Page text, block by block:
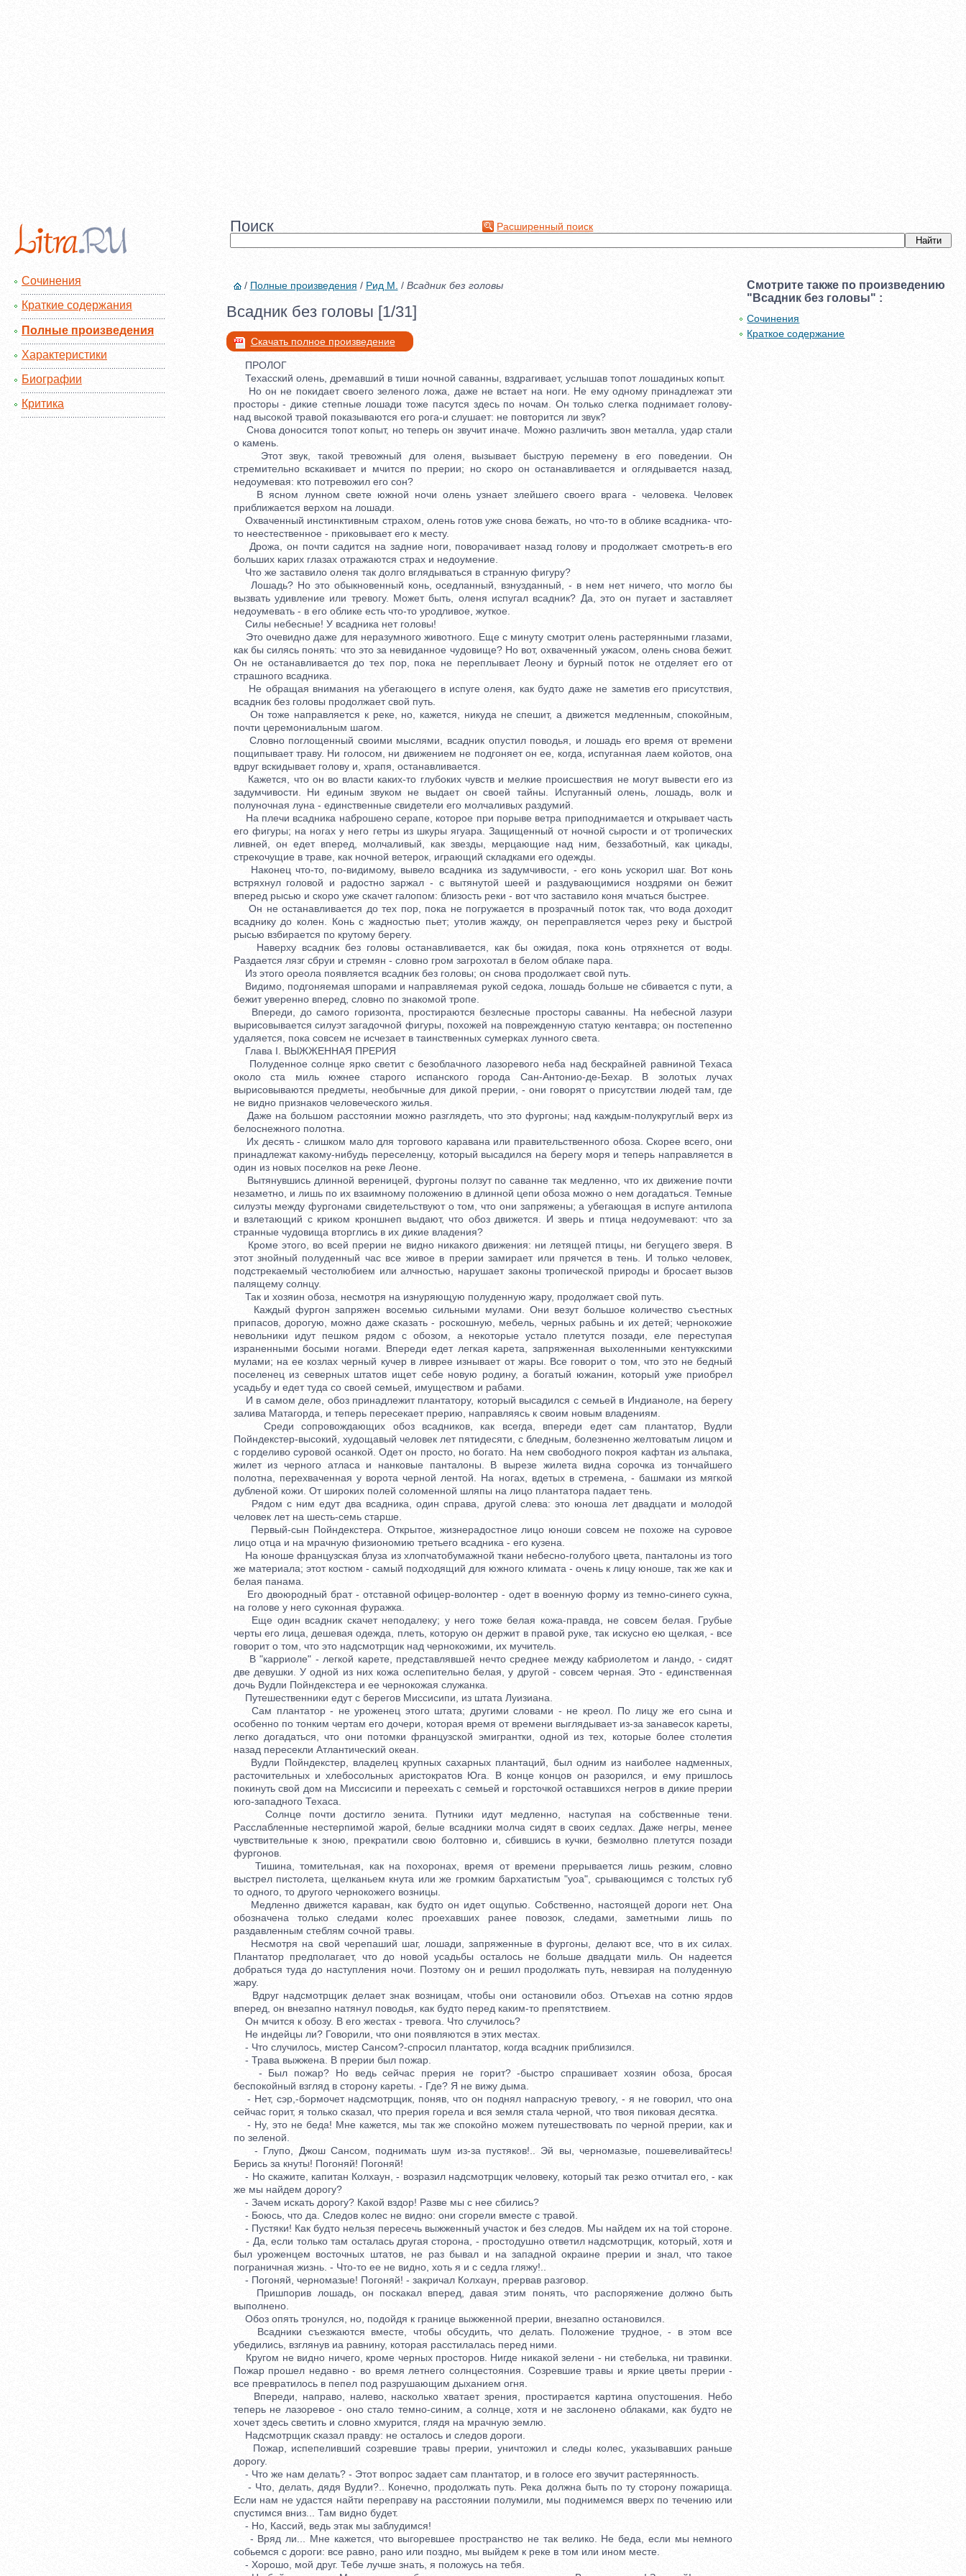
Поиск Расширенный поиск
Сочинения
Краткие содержания
Полные произведения
Характеристики
Биографии
Критика
/ Полные произведения / Рид М. / Всадник без головы
Всадник без головы [1/31]
Скачать полное произведение
ПРОЛОГ
Техасский олень, дремавший в тиши ночной саванны, вздрагивает, услышав топот лошадиных копыт.
Но он не покидает своего зеленого ложа, даже не встает на ноги. Не ему одному принадлежат эти
просторы - дикие степные лошади тоже пасутся здесь по ночам. Он только слегка поднимает голову-
над высокой травой показываются его рога-и слушает: не повторится ли звук?
Снова доносится топот копыт, но теперь он звучит иначе. Можно различить звон металла, удар стали
о камень.
Этот звук, такой тревожный для оленя, вызывает быструю перемену в его поведении. Он
стремительно вскакивает и мчится по прерии; но скоро он останавливается и оглядывается назад,
недоумевая: кто потревожил его сон?
В ясном лунном свете южной ночи олень узнает злейшего своего врага - человека. Человек
приближается верхом на лошади.
Охваченный инстинктивным страхом, олень готов уже снова бежать, но что-то в облике всадника- что-
то неестественное - приковывает его к месту.
Дрожа, он почти садится на задние ноги, поворачивает назад голову и продолжает смотреть-в его
больших карих глазах отражаются страх и недоумение.
Что же заставило оленя так долго вглядываться в странную фигуру?
Лошадь? Но это обыкновенный конь, оседланный, взнузданный, - в нем нет ничего, что могло бы
вызвать удивление или тревогу. Может быть, оленя испугал всадник? Да, это он пугает и заставляет
недоумевать - в его облике есть что-то уродливое, жуткое.
Силы небесные! У всадника нет головы!
Это очевидно даже для неразумного животного. Еще с минуту смотрит олень растерянными глазами,
как бы силясь понять: что это за невиданное чудовище? Но вот, охваченный ужасом, олень снова бежит.
Он не останавливается до тех пор, пока не переплывает Леону и бурный поток не отделяет его от
страшного всадника.
Не обращая внимания на убегающего в испуге оленя, как будто даже не заметив его присутствия,
всадник без головы продолжает свой путь.
Он тоже направляется к реке, но, кажется, никуда не спешит, а движется медленным, спокойным,
почти церемониальным шагом.
Словно поглощенный своими мыслями, всадник опустил поводья, и лошадь его время от времени
пощипывает траву. Ни голосом, ни движением не подгоняет он ее, когда, испуганная лаем койотов, она
вдруг вскидывает голову и, храпя, останавливается.
Кажется, что он во власти каких-то глубоких чувств и мелкие происшествия не могут вывести его из
задумчивости. Ни единым звуком не выдает он своей тайны. Испуганный олень, лошадь, волк и
полуночная луна - единственные свидетели его молчаливых раздумий.
На плечи всадника наброшено серапе, которое при порыве ветра приподнимается и открывает часть
его фигуры; на ногах у него гетры из шкуры ягуара. Защищенный от ночной сырости и от тропических
ливней, он едет вперед, молчаливый, как звезды, мерцающие над ним, беззаботный, как цикады,
стрекочущие в траве, как ночной ветерок, играющий складками его одежды.
Наконец что-то, по-видимому, вывело всадника из задумчивости, - его конь ускорил шаг. Вот конь
встряхнул головой и радостно заржал - с вытянутой шеей и раздувающимися ноздрями он бежит
вперед рысью и скоро уже скачет галопом: близость реки - вот что заставило коня мчаться быстрее.
Он не останавливается до тех пор, пока не погружается в прозрачный поток так, что вода доходит
всаднику до колен. Конь с жадностью пьет; утолив жажду, он переправляется через реку и быстрой
рысью взбирается по крутому берегу.
Наверху всадник без головы останавливается, как бы ожидая, пока конь отряхнется от воды.
Раздается лязг сбруи и стремян - словно гром загрохотал в белом облаке пара.
Из этого ореола появляется всадник без головы; он снова продолжает свой путь.
Видимо, подгоняемая шпорами и направляемая рукой седока, лошадь больше не сбивается с пути, а
бежит уверенно вперед, словно по знакомой тропе.
Впереди, до самого горизонта, простираются безлесные просторы саванны. На небесной лазури
вырисовывается силуэт загадочной фигуры, похожей на поврежденную статую кентавра; он постепенно
удаляется, пока совсем не исчезает в таинственных сумерках лунного света.
Глава I. ВЫЖЖЕННАЯ ПРЕРИЯ
Полуденное солнце ярко светит с безоблачного лазоревого неба над бескрайней равниной Техаса
около ста миль южнее старого испанского города Сан-Антонио-де-Бехар. В золотых лучах
вырисовываются предметы, необычные для дикой прерии, - они говорят о присутствии людей там, где
не видно признаков человеческого жилья.
Даже на большом расстоянии можно разглядеть, что это фургоны; над каждым-полукруглый верх из
белоснежного полотна.
Их десять - слишком мало для торгового каравана или правительственного обоза. Скорее всего, они
принадлежат какому-нибудь переселенцу, который высадился на берегу моря и теперь направляется в
один из новых поселков на реке Леоне.
Вытянувшись длинной вереницей, фургоны ползут по саванне так медленно, что их движение почти
незаметно, и лишь по их взаимному положению в длинной цепи обоза можно о нем догадаться. Темные
силуэты между фургонами свидетельствуют о том, что они запряжены; а убегающая в испуге антилопа
и взлетающий с криком кроншнеп выдают, что обоз движется. И зверь и птица недоумевают: что за
странные чудовища вторглись в их дикие владения?
Кроме этого, во всей прерии не видно никакого движения: ни летящей птицы, ни бегущего зверя. В
этот знойный полуденный час все живое в прерии замирает или прячется в тень. И только человек,
подстрекаемый честолюбием или алчностью, нарушает законы тропической природы и бросает вызов
палящему солнцу.
Так и хозяин обоза, несмотря на изнуряющую полуденную жару, продолжает свой путь.
Каждый фургон запряжен восемью сильными мулами. Они везут большое количество съестных
припасов, дорогую, можно даже сказать - роскошную, мебель, черных рабынь и их детей; чернокожие
невольники идут пешком рядом с обозом, а некоторые устало плетутся позади, еле переступая
израненными босыми ногами. Впереди едет легкая карета, запряженная выхоленными кентуккскими
мулами; на ее козлах черный кучер в ливрее изнывает от жары. Все говорит о том, что это не бедный
поселенец из северных штатов ищет себе новую родину, а богатый южанин, который уже приобрел
усадьбу и едет туда со своей семьей, имуществом и рабами.
И в самом деле, обоз принадлежит плантатору, который высадился с семьей в Индианоле, нa берегу
залива Матагорда, и теперь пересекает прерию, направляясь к своим новым владениям.
Среди сопровождающих обоз всадников, как всегда, впереди едет сам плантатор, Вудли
Пойндекстер-высокий, худощавый человек лет пятидесяти, с бледным, болезненно желтоватым лицом и
с горделиво суровой осанкой. Одет он просто, но богато. На нем свободного покроя кафтан из альпака,
жилет из черного атласа и нанковые панталоны. В вырезе жилета видна сорочка из тончайшего
полотна, перехваченная у ворота черной лентой. На ногах, вдетых в стремена, - башмаки из мягкой
дубленой кожи. От широких полей соломенной шляпы на лицо плантатора падает тень.
Рядом с ним едут два всадника, один справа, другой слева: это юноша лет двадцати и молодой
человек лет на шесть-семь старше.
Первый-сын Пойндекстера. Открытое, жизнерадостное лицо юноши совсем не похоже на суровое
лицо отца и на мрачную физиономию третьего всадника - его кузена.
На юноше французская блуза из хлопчатобумажной ткани небесно-голубого цвета, панталоны из того
же материала; этот костюм - самый подходящий для южного климата - очень к лицу юноше, так же как и
белая панама.
Его двоюродный брат - отставной офицер-волонтер - одет в военную форму из темно-синего сукна,
на голове у него суконная фуражка.
Еще один всадник скачет неподалеку; у него тоже белая кожа-правда, не совсем белая. Грубые
черты его лица, дешевая одежда, плеть, которую он держит в правой руке, так искусно ею щелкая, - все
говорит о том, что это надсмотрщик над чернокожими, их мучитель.
В "карриоле" - легкой карете, представлявшей нечто среднее между кабриолетом и ландо, - сидят
две девушки. У одной из них кожа ослепительно белая, у другой - совсем черная. Это - единственная
дочь Вудли Пойндекстера и ее чернокожая служанка.
Путешественники едут с берегов Миссисипи, из штата Луизиана.
Сам плантатор - не уроженец этого штата; другими словами - не креол. По лицу же его сына и
особенно по тонким чертам его дочери, которая время от времени выглядывает из-за занавесок кареты,
легко догадаться, что они потомки французской эмигрантки, одной из тех, которые более столетия
назад пересекли Атлантический океан.
Вудли Пойндекстер, владелец крупных сахарных плантаций, был одним из наиболее надменных,
расточительных и хлебосольных аристократов Юга. В конце концов он разорился, и ему пришлось
покинуть свой дом на Миссисипи и переехать с семьей и горсточкой оставшихся негров в дикие прерии
юго-западного Техаса.
Солнце почти достигло зенита. Путники идут медленно, наступая на собственные тени.
Расслабленные нестерпимой жарой, белые всадники молча сидят в своих седлах. Даже негры, менее
чувствительные к зною, прекратили свою болтовню и, сбившись в кучки, безмолвно плетутся позади
фургонов.
Тишина, томительная, как на похоронах, время от времени прерывается лишь резким, словно
выстрел пистолета, щелканьем кнута или же громким бархатистым "уоа", срывающимся с толстых губ
то одного, то другого чернокожего возницы.
Медленно движется караван, как будто он идет ощупью. Собственно, настоящей дороги нет. Она
обозначена только следами колес проехавших ранее повозок, следами, заметными лишь по
раздавленным стеблям сочной травы.
Несмотря на свой черепаший шаг, лошади, запряженные в фургоны, делают все, что в их силах.
Плантатор предполагает, что до новой усадьбы осталось не больше двадцати миль. Он надеется
добраться туда до наступления ночи. Поэтому он и решил продолжать путь, невзирая на полуденную
жару.
Вдруг надсмотрщик делает знак возницам, чтобы они остановили обоз. Отъехав на сотню ярдов
вперед, он внезапно натянул поводья, как будто перед каким-то препятствием.
Он мчится к обозу. В его жестах - тревога. Что случилось?
Не индейцы ли? Говорили, что они появляются в этих местах.
- Что случилось, мистер Сансом?-спросил плантатор, когда всадник приблизился.
- Трава выжжена. В прерии был пожар.
- Был пожар? Но ведь сейчас прерия не горит? -быстро спрашивает хозяин обоза, бросая
беспокойный взгляд в сторону кареты. - Где? Я не вижу дыма.
- Нет, сэр,-бормочет надсмотрщик, поняв, что он поднял напрасную тревогу, - я не говорил, что она
сейчас горит, я только сказал, что прерия горела и вся земля стала черной, что твоя пиковая десятка.
- Ну, это не беда! Мне кажется, мы так же спокойно можем путешествовать по черной прерии, как и
по зеленой.
- Глупо, Джош Сансом, поднимать шум из-за пустяков!.. Эй вы, черномазые, пошевеливайтесь!
Берись за кнуты! Погоняй! Погоняй!
- Но скажите, капитан Колхаун, - возразил надсмотрщик человеку, который так резко отчитал его, - как
же мы найдем дорогу?
- Зачем искать дорогу? Какой вздор! Разве мы с нее сбились?
- Боюсь, что да. Следов колес не видно: они сгорели вместе с травой.
- Пустяки! Как будто нельзя пересечь выжженный участок и без следов. Мы найдем их на той стороне.
- Да, если только там осталась другая сторона, - простодушно ответил надсмотрщик, который, хотя и
был уроженцем восточных штатов, не раз бывал и на западной окраине прерии и знал, что такое
пограничная жизнь. - Что-то ее не видно, хоть я и с седла гляжу!..
- Погоняй, черномазые! Погоняй! - закричал Колхаун, прервав разговор.
Пришпорив лошадь, он поскакал вперед, давая этим понять, что распоряжение должно быть
выполнено.
Обоз опять тронулся, но, подойдя к границе выжженной прерии, внезапно остановился.
Всадники съезжаются вместе, чтобы обсудить, что делать. Положение трудное, - в этом все
убедились, взглянув иа равнину, которая расстилалась перед ними.
Кругом не видно ничего, кроме черных просторов. Нигде никакой зелени - ни стебелька, ни травинки.
Пожар прошел недавно - во время летнего солнцестояния. Созревшие травы и яркие цветы прерии -
все превратилось в пепел под разрушающим дыханием огня.
Впереди, направо, налево, насколько хватает зрения, простирается картина опустошения. Небо
теперь не лазоревое - оно стало темно-синим, а солнце, хотя и не заслонено облаками, как будто не
хочет здесь светить и словно хмурится, глядя на мрачную землю.
Надсмотрщик сказал правду: не осталось и следов дороги.
Пожар, испепеливший созревшие травы прерии, уничтожил и следы колес, указывавших раньше
дорогу.
- Что же нам делать? - Этот вопрос задает сам плантатор, и в голосе его звучит растерянность.
- Что, делать, дядя Вудли?.. Конечно, продолжать путь. Река должна быть по ту сторону пожарища.
Если нам не удастся найти переправу на расстоянии полумили, мы поднимемся вверх по течению или
спустимся вниз... Там видно будет.
- Но, Кассий, ведь этак мы заблудимся!
- Вряд ли... Мне кажется, что выгоревшее пространство не так велико. Не беда, если мы немного
собьемся с дороги: все равно, рано или поздно, мы выйдем к реке в том или ином месте.
- Хорошо, мой друг. Тебе лучше знать, я положусь на тебя.
Смотрите также по произведению
"Всадник без головы" :
Сочинения
Краткое содержание